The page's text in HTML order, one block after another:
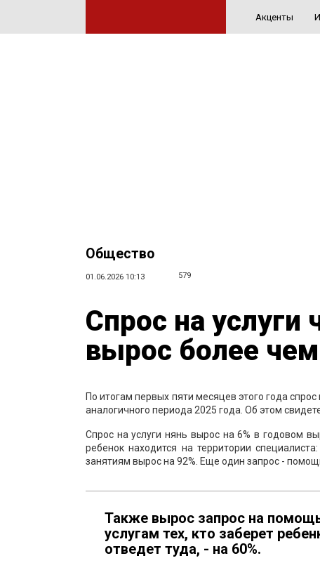
Акценты
Общество
01.06.2026 10:13 579
Спрос на услуги
вырос более
По итогам первых пяти месяцев этого года
аналогичного периода 2025 года. Об этом
Спрос на услуги нянь вырос на 6% в годовом
ребенок находится на территории
занятиям вырос на 92%. Еще один запрос -
Также вырос запрос на
услугам тех, кто заберет
отведет туда, - на 60%.